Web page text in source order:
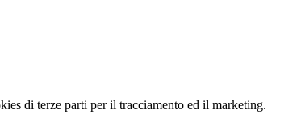
di terze parti per il tracciamento ed il marketing.